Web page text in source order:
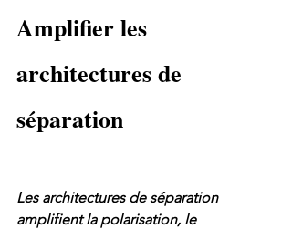
Amplifier les
architectures de
séparation
Les architectures de séparation
amplifient la polarisation, le